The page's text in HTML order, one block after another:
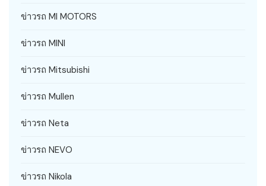
ข่าวรถ MI MOTORS
ข่าวรถ MINI
ข่าวรถ Mitsubishi
ข่าวรถ Mullen
ข่าวรถ Neta
ข่าวรถ NEVO
ข่าวรถ Nikola